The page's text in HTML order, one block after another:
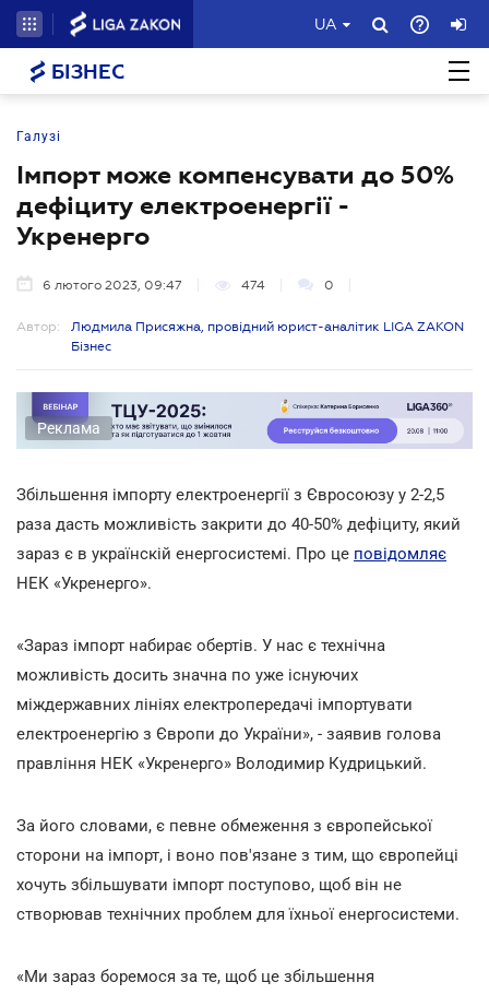
UA
БІЗНЕС
Галузі
Імпорт може компенсувати до 50%
дефіциту електроенергії -
Укренерго
6 лютого 2023, 09:47 474 0
Автор:
Людмила Присяжна, провідний юрист-аналітик LIGA ZAKON
Бізнес
Реклама
Збільшення імпорту електроенергії з Євросоюзу у 2-2,5
раза дасть можливість закрити до 40-50% дефіциту, який
зараз є в українскій енергосистемі. Про це повідомляє
НЕК «Укренерго».
«Зараз імпорт набирає обертів. У нас є технічна
можливість досить значна по уже існуючих
міждержавних лініях електропередачі імпортувати
електроенергію з Європи до України», - заявив голова
правління НЕК «Укренерго» Володимир Кудрицький.
За його словами, є певне обмеження з європейської
сторони на імпорт, і воно пов'язане з тим, що європейці
хочуть збільшувати імпорт поступово, щоб він не
створював технічних проблем для їхньої енергосистеми.
«Ми зараз боремося за те, щоб це збільшення